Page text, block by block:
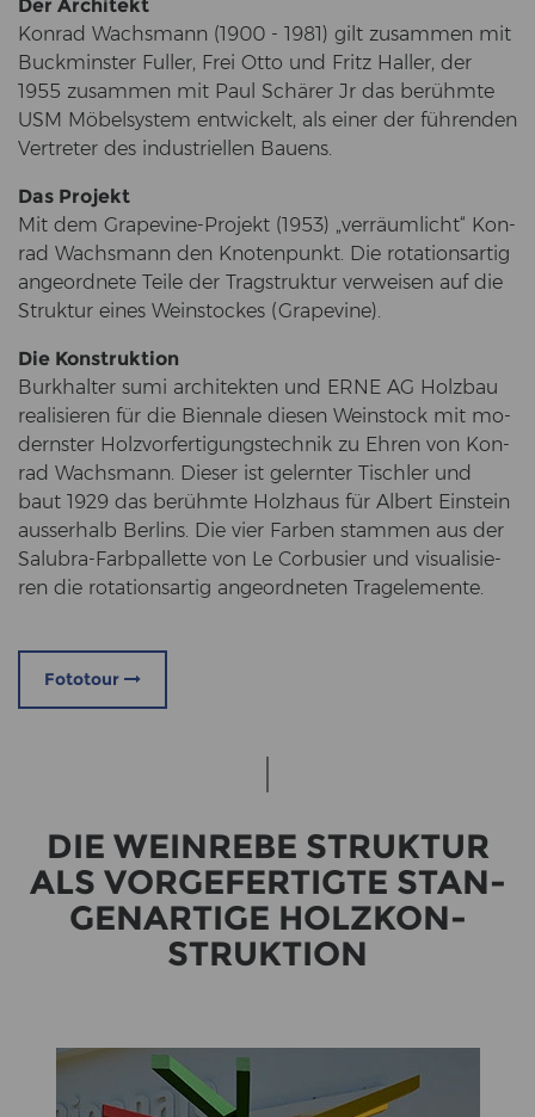
Der Ar­chi­tekt
Kon­rad Wachs­mann (1900 - 1981) gilt zu­sam­men mit
Buck­mins­ter Ful­ler, Frei Otto und Fritz Hal­ler, der
1955 zu­sam­men mit Paul Schä­rer Jr das be­rühm­te
USM Mö­bel­sys­tem ent­wi­ckelt, als einer der füh­ren­den
Ver­tre­ter des in­dus­tri­el­len Bau­ens.
Das Pro­jekt
Mit dem Grapevine-​Projekt (1953) „ver­räum­licht“ Kon­
rad Wachs­mann den Kno­ten­punkt. Die ro­ta­ti­ons­ar­tig
an­ge­ord­ne­te Teile der Trag­struk­tur ver­wei­sen auf die
Struk­tur eines Wein­sto­ckes (Gra­pe­vi­ne).
Die Kon­struk­ti­on
Burk­hal­ter sumi ar­chi­tek­ten und ERNE AG Holz­bau
rea­li­sie­ren für die Bi­en­na­le die­sen Wein­stock mit mo­
derns­ter Holz­vor­fer­ti­gungs­tech­nik zu Ehren von Kon­
rad Wachs­mann. Die­ser ist ge­lern­ter Tisch­ler und
baut 1929 das be­rühm­te Holz­haus für Al­bert Ein­stein
aus­ser­halb Ber­lins. Die vier Far­ben stam­men aus der
Salubra-​Farbpallette von Le Cor­bu­si­er und vi­sua­li­sie­
ren die ro­ta­ti­ons­ar­tig an­ge­ord­ne­ten Tra­g­ele­men­te.
Fototour
DIE WEIN­RE­BE STRUK­TUR
ALS VOR­GE­FER­TIG­TE STAN­
GEN­AR­TI­GE HOLZ­KON­
STRUK­TI­ON